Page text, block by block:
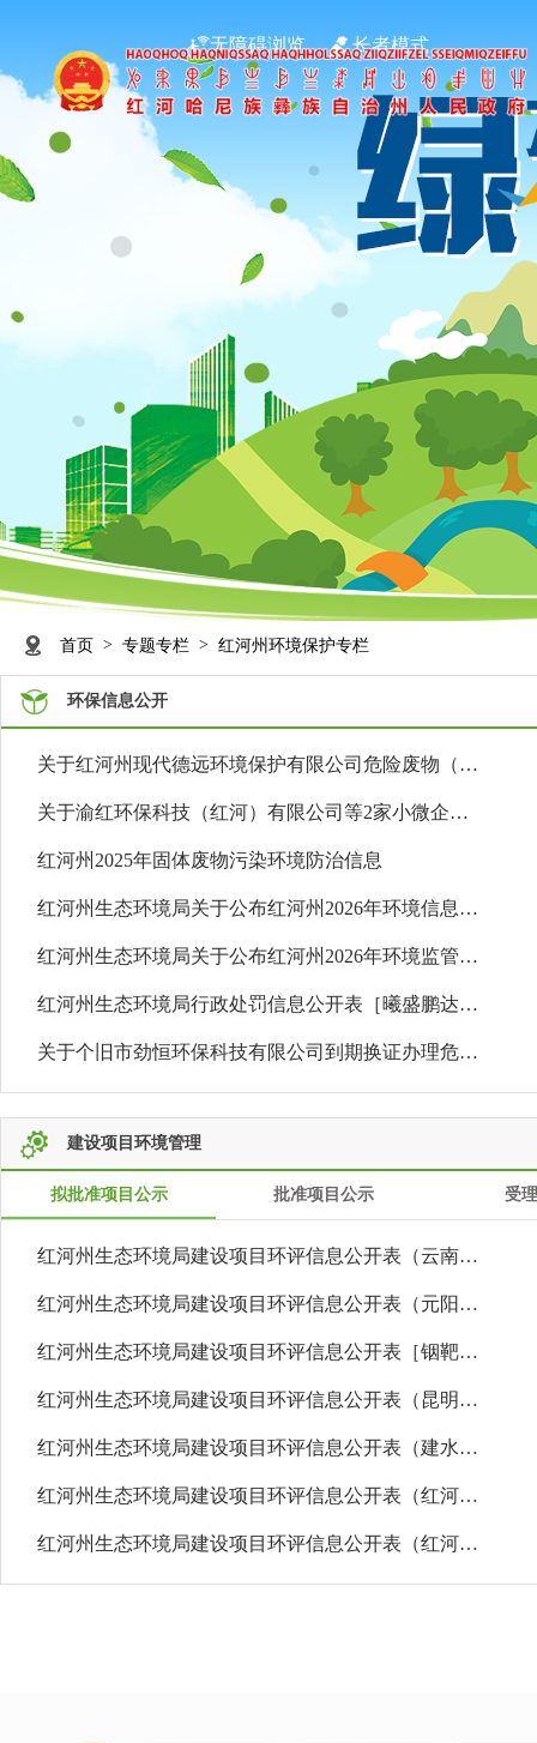
无障碍浏览 长者模式
首页 > 专题专栏 > 红河州环境保护专栏
环保信息公开
关于红河州现代德远环境保护有限公司危险废物（医疗废物）经...
关于渝红环保科技（红河）有限公司等2家小微企业危险废物收集...
红河州2025年固体废物污染环境防治信息
红河州生态环境局关于公布红河州2026年环境信息依法披露企业...
红河州生态环境局关于公布红河州2026年环境监管重点单位名录...
红河州生态环境局行政处罚信息公开表［曦盛鹏达（云南）农业...
关于个旧市劲恒环保科技有限公司到期换证办理危险废物经营许...
建设项目环境管理
拟批准项目公示 批准项目公示 受
红河州生态环境局建设项目环评信息公开表（云南浚...
红河州生态环境局建设项目环评信息公开表（元阳县...
红河州生态环境局建设项目环评信息公开表［铟靶新...
红河州生态环境局建设项目环评信息公开表（昆明中...
红河州生态环境局建设项目环评信息公开表（建水县...
红河州生态环境局建设项目环评信息公开表（红河州...
红河州生态环境局建设项目环评信息公开表（红河州...